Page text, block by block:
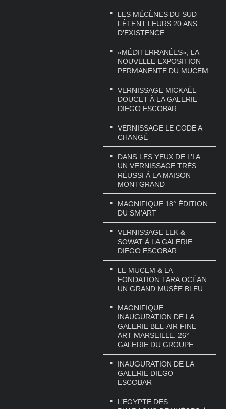
LES MÉCÈNES DU SUD
FÊTENT LEURS 20 ANS
D’EXISTENCE
«MÉDITERRANÉES», LA
NOUVELLE EXPOSITION
PERMANENTE DU MUCEM
VERNISSAGE MICKAËL
DOUCET À LA GALERIE
DIEGO ESCOBAR
VERNISSAGE LE CODE A
CHANGÉ
DANS LES YEUX DE L’I A.
UN VERNISSAGE TRÈS
RÉUSSI À LA MAISON
MONTGRAND
MAGNIFIQUE 18° ÉDITION
DU SM’ART
VERNISSAGE LEK &
SOWAT À LA GALERIE
DIEGO ESCOBAR
LE MUCEM & LA
FONDATION TARA OCÉAN.
UN GRAND MUSÉE BLEU
MAGNIFIQUE
INAUGURATION DE LA
GALERIE BEL-AIR FINE
ART MARSEILLE. 26°
GALERIE DU GROUPE
INAUGURATION DE LA
GALERIE DIEGO
ESCOBAR
L’EGYPTE DES